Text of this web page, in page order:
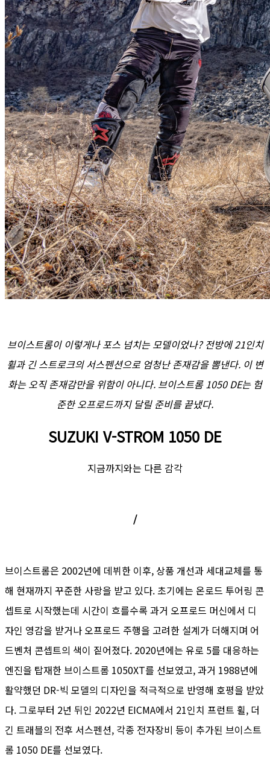
브이스트롬이 이렇게나 포스 넘치는 모델이었나? 전방에 21인치
휠과 긴 스트로크의 서스펜션으로 엄청난 존재감을 뽐낸다. 이 변
화는 오직 존재감만을 위함이 아니다. 브이스트롬 1050 DE는 험
준한 오프로드까지 달릴 준비를 끝냈다.
SUZUKI V-STROM 1050 DE
지금까지와는 다른 감각
/
브이스트롬은 2002년에 데뷔한 이후, 상품 개선과 세대교체를 통
해 현재까지 꾸준한 사랑을 받고 있다. 초기에는 온로드 투어링 콘
셉트로 시작했는데 시간이 흐를수록 과거 오프로드 머신에서 디
자인 영감을 받거나 오프로드 주행을 고려한 설계가 더해지며 어
드벤처 콘셉트의 색이 짙어졌다. 2020년에는 유로 5를 대응하는
엔진을 탑재한 브이스트롬 1050XT를 선보였고, 과거 1988년에
활약했던 DR-빅 모델의 디자인을 적극적으로 반영해 호평을 받았
다. 그로부터 2년 뒤인 2022년 EICMA에서 21인치 프런트 휠, 더
긴 트래블의 전후 서스펜션, 각종 전자장비 등이 추가된 브이스트
롬 1050 DE를 선보였다.